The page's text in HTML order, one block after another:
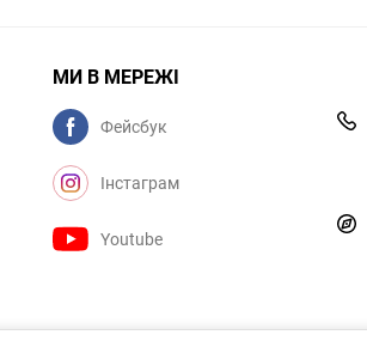
МИ В МЕРЕЖІ
Фейсбук
Інстаграм
Youtube